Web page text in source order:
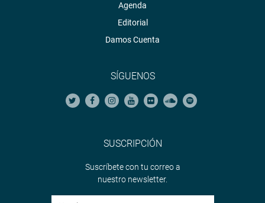
Agenda
Editorial
Damos Cuenta
SÍGUENOS
SUSCRIPCIÓN
Suscríbete con tu correo a
nuestro newsletter.